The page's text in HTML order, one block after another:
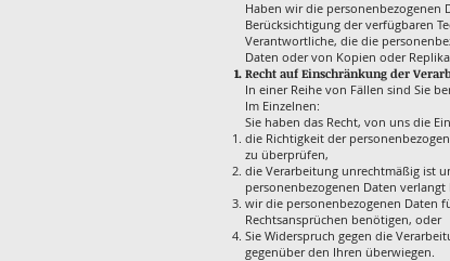
Haben wir die personenbezogenen
Berücksichtigung der verfügbaren
Verantwortliche, die die
Daten oder von Kopien oder
Recht auf Einschränkung der
In einer Reihe von Fällen sind Sie
Im Einzelnen:
Sie haben das Recht, von uns die
die Richtigkeit der
zu überprüfen,
die Verarbeitung unrechtmäßig ist
personenbezogenen Daten verlangt
wir die personenbezogenen Daten
Rechtsansprüchen benötigen, oder
Sie Widerspruch gegen die
gegenüber den Ihren überwiegen.